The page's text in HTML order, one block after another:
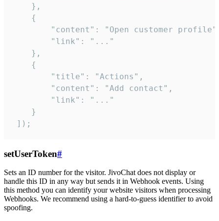
    },
    {
"content": "Open customer
        "link": "..."
    },
    {
        "title": "Actions",
        "content": "Add contact",
        "link": "..."
    }
]);
setUserToken#
Sets an ID number for the visitor. JivoChat does not display or
handle this ID in any way but sends it in Webhook events. Using
this method you can identify your website visitors when processing
Webhooks. We recommend using a hard-to-guess identifier to avoid
spoofing.